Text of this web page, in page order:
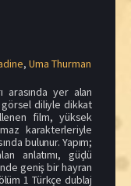
, Uma Thurman
arasında yer alan
diliyle dikkat
film, yüksek
karakterleriyle
bulunur. Yapım;
anlatımı, güçlü
geniş bir hayran
1 Türkçe dublaj